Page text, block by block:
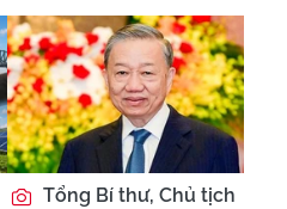
Tổng Bí thư, Chủ tịch